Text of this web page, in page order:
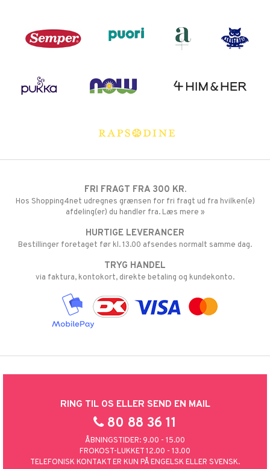
FRI FRAGT FRA 300 KR.
Hos Shopping4net udregnes grænsen for fri fragt ud fra hvilken(e)
afdeling(er) du handler fra. Læs mere »
HURTIGE LEVERANCER
Bestillinger foretaget før kl. 13.00 afsendes normalt samme dag.
TRYG HANDEL
via faktura, kontokort, direkte betaling og kundekonto.
RING TIL OS ELLER SEND EN MAIL
80 88 36 11
ÅBNINGSTIDER: 9.00 - 15.00
FROKOST-LUKKET 12.00 - 13.00
TELEFONISK KONTAKT ER KUN PÅ ENGELSK ELLER SVENSK.